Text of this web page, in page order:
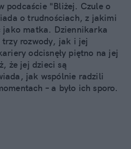
podcaście "Bliżej. Czule o
o trudnościach, z jakimi
jako matka. Dziennikarka
trzy rozwody, jak i jej
odcisnęły piętno na jej
że jej dzieci są
jak wspólnie radzili
– a było ich sporo.